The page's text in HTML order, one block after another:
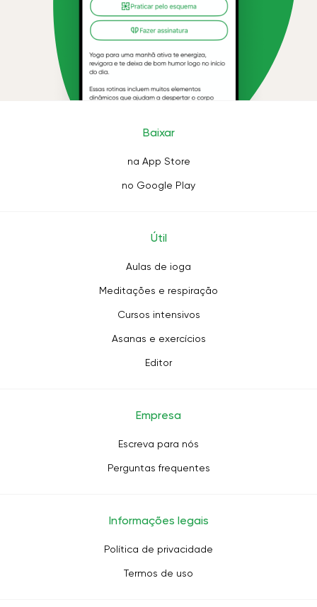
Baixar
na App Store
no Google Play
Útil
Aulas de ioga
Meditações e respiração
Cursos intensivos
Asanas e exercícios
Editor
Empresa
Escreva para nós
Perguntas frequentes
Informações legais
Política de privacidade
Termos de uso